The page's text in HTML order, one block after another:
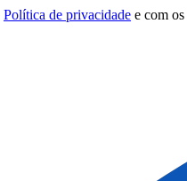
Política de privacidade e com os